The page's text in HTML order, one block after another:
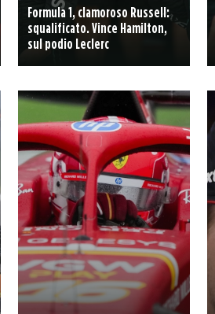
Formula 1, clamoroso Russell:
squalificato. Vince Hamilton,
sul podio Leclerc